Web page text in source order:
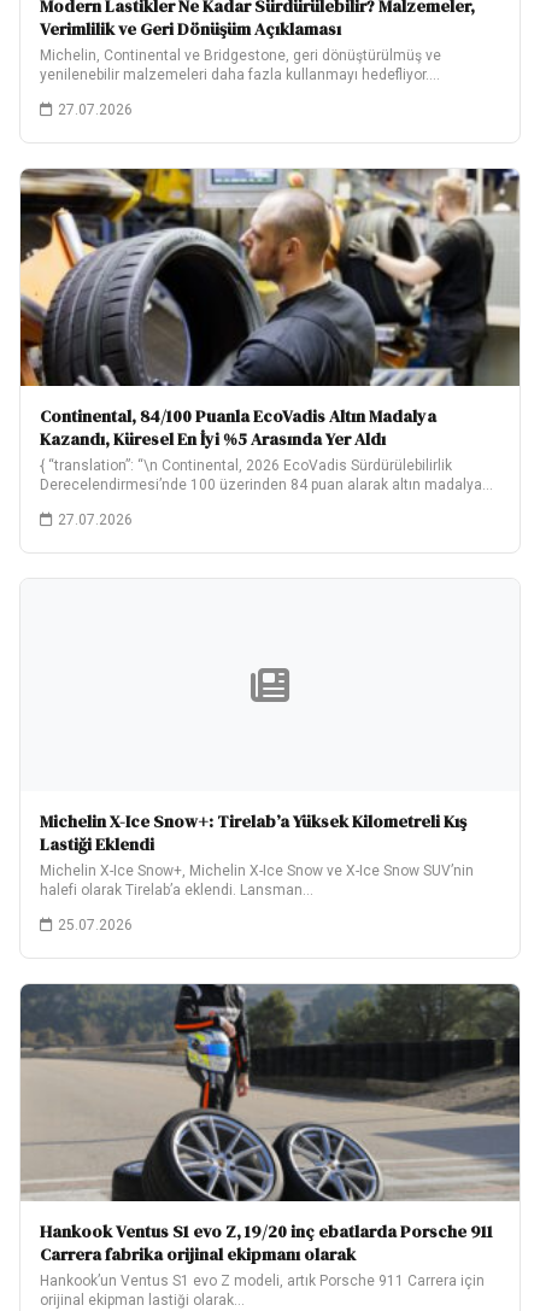
Modern Lastikler Ne Kadar Sürdürülebilir? Malzemeler,
Verimlilik ve Geri Dönüşüm Açıklaması
Michelin, Continental ve Bridgestone, geri dönüştürülmüş ve
yenilenebilir malzemeleri daha fazla kullanmayı hedefliyor.
27.07.2026
Continental, 84/100 Puanla EcoVadis Altın Madalya
Kazandı, Küresel En İyi %5 Arasında Yer Aldı
{ “translation”: “\n Continental, 2026 EcoVadis Sürdürülebilirlik
Derecelendirmesi’nde 100 üzerinden 84 puan alarak altın madalya…
27.07.2026
Michelin X-Ice Snow+: Tirelab’a Yüksek Kilometreli Kış
Lastiği Eklendi
Michelin X-Ice Snow+, Michelin X-Ice Snow ve X-Ice Snow SUV’nin
halefi olarak Tirelab’a eklendi. Lansman…
25.07.2026
Hankook Ventus S1 evo Z, 19/20 inç ebatlarda Porsche 911
Carrera fabrika orijinal ekipmanı olarak
Hankook’un Ventus S1 evo Z modeli, artık Porsche 911 Carrera için
orijinal ekipman lastiği olarak…